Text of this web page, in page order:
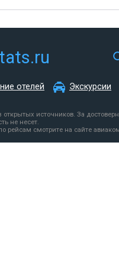
отелей Экскурсии
открытых источников. За
не несет.
рейсам смотрите на сайте